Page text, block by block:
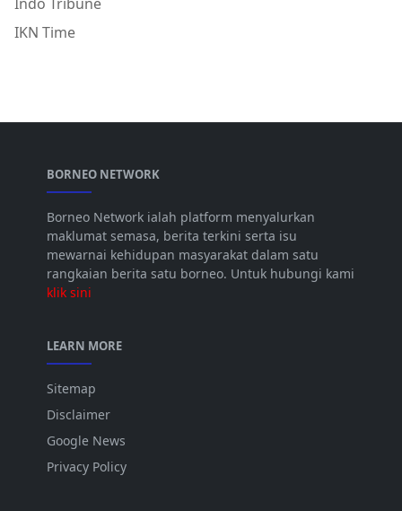
IKN Time
BORNEO NETWORK
Borneo Network ialah platform menyalurkan
maklumat semasa, berita terkini serta isu
mewarnai kehidupan masyarakat dalam satu
rangkaian berita satu borneo. Untuk hubungi kami
klik sini
LEARN MORE
Sitemap
Disclaimer
Google News
Privacy Policy